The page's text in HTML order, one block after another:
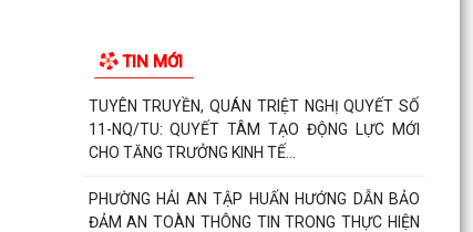
TIN MỚI
TUYÊN TRUYỀN, QUÁN TRIỆT NGHỊ QUYẾT SỐ
11-NQ/TU: QUYẾT TÂM TẠO ĐỘNG LỰC MỚI
CHO TĂNG TRƯỞNG KINH TẾ...
PHƯỜNG HẢI AN TẬP HUẤN HƯỚNG DẪN BẢO
ĐẢM AN TOÀN THÔNG TIN TRONG THỰC HIỆN